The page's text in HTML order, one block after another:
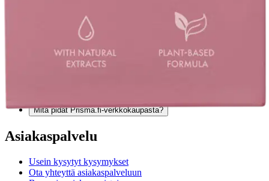
Asennuspalvelut
Tilaus- ja toimitusehdot
Käyttöehdot
Tietosuojakäytäntö
Mitä pidät Prisma.fi-verkkokaupasta?
Asiakaspalvelu
Usein kysytyt kysymykset
Ota yhteyttä asiakaspalveluun